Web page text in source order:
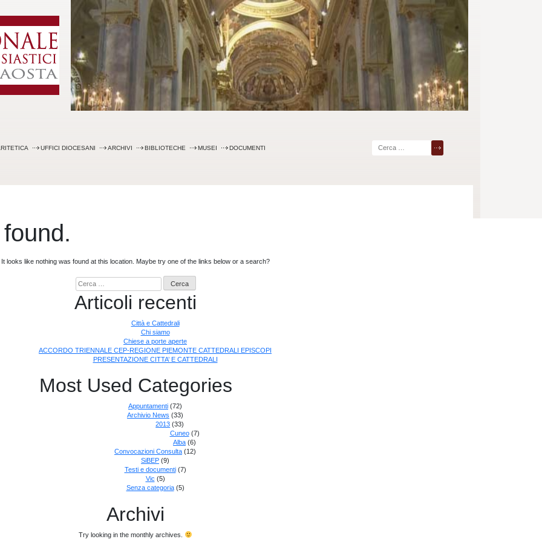
to
content
UFFICI DIOCESANI ARCHIVI BIBLIOTECHE MUSEI DOCUMENTI
Ricerca
It looks like nothing was found at this location. Maybe try one of the links below or a search?
Ricerca
per:
Articoli recenti
Città e Cattedrali
Chi siamo
Chiese a porte aperte
ACCORDO TRIENNALE CEP-REGIONE PIEMONTE CATTEDRALI EPISCOPI
PRESENTAZIONE CITTA’ E CATTEDRALI
Most Used Categories
Appuntamenti (72)
Archivio News (33)
2013 (33)
Cuneo(7)
Alba (6)
Convocazioni Consulta (12)
SiBEP (9)
Testi e documenti(7)
Vic (5)
Senza categoria(5)
Archivi
Try looking in the monthly archives.